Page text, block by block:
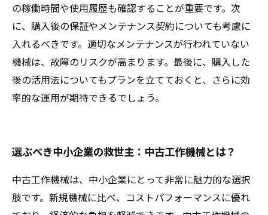
の稼働時間や使用履歴も確認することが重要です。次
に、購入後の保証やメンテナンス契約についても考慮に
入れるべきです。適切なメンテナンスが行われていない
機械は、故障のリスクが高まります。最後に、購入した
後の活用法についてもプランを立てておくと、さらに効
率的な運用が期待できるでしょう。
選ぶべき中小企業の救世主：中古工作機械とは？
中古工作機械は、中小企業にとって非常に魅力的な選択
肢です。新規機械に比べ、コストパフォーマンスに優れ